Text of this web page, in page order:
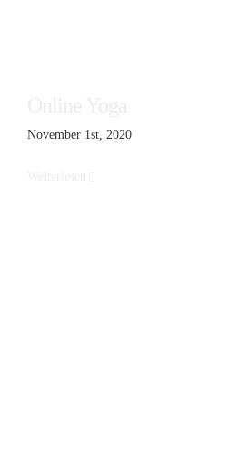
Online Yoga
November 1st, 2020
Weiterlesen